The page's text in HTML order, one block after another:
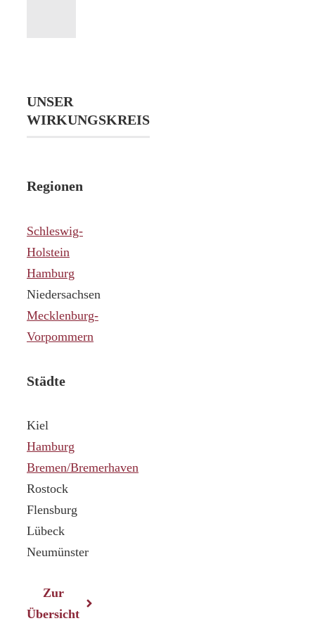
UNSER
WIRKUNGSKREIS
Regionen
Schleswig-
Holstein
Hamburg
Niedersachsen
Mecklenburg-
Vorpommern
Städte
Kiel
Hamburg
Bremen/Bremerhaven
Rostock
Flensburg
Lübeck
Neumünster
Zur
Übersicht